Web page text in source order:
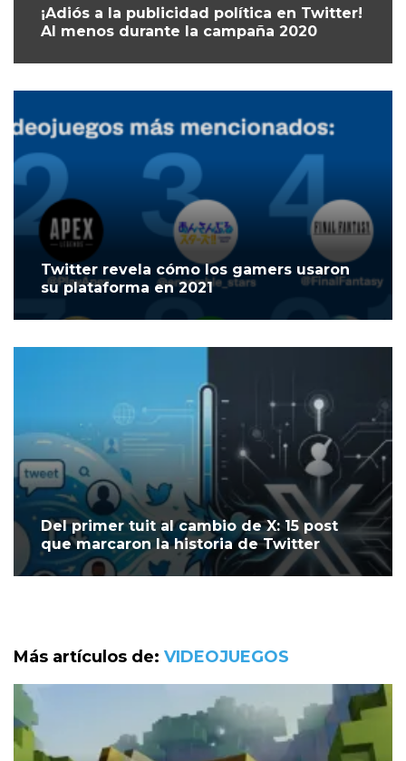
¡Adiós a la publicidad política en Twitter!
Al menos durante la campaña 2020
Twitter revela cómo los gamers usaron
su plataforma en 2021
Del primer tuit al cambio de X: 15 post
que marcaron la historia de Twitter
Más artículos de: VIDEOJUEGOS